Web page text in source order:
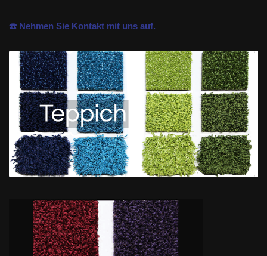
☎️ Nehmen Sie Kontakt mit uns auf.